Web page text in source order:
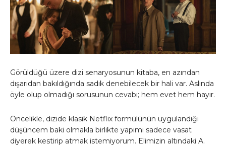
Görüldüğü üzere dizi senaryosunun kitaba, en azından
dışarıdan bakıldığında sadık denebilecek bir hali var. Aslında
öyle olup olmadığı sorusunun cevabı; hem evet hem hayır.
Öncelikle, dizide klasik Netflix formülünün uygulandığı
düşüncem baki olmakla birlikte yapımı sadece vasat
diyerek kestirip atmak istemiyorum. Elimizin altındaki A.